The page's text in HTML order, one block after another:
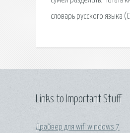
словарь русского языка
Links to Important Stuff
Драйвер для wifi windows 7